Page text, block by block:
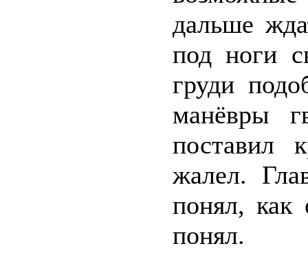
дальше
под ноги
груди
манёвры
поставил
жалел.
понял, как
понял.